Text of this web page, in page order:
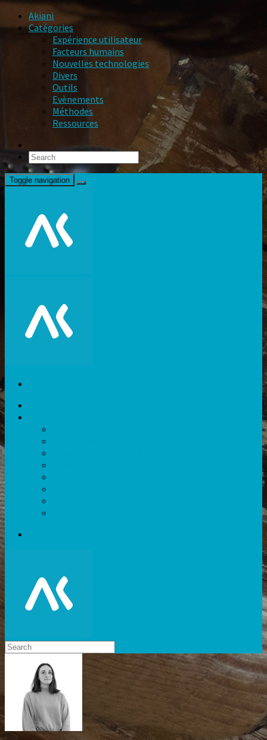
Akiani
Catégories
Expérience utilisateur
Facteurs humains
Nouvelles technologies
Divers
Outils
Evènements
Méthodes
Ressources
Toggle navigation